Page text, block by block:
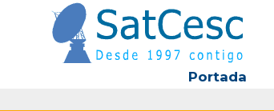
contenido
Portada